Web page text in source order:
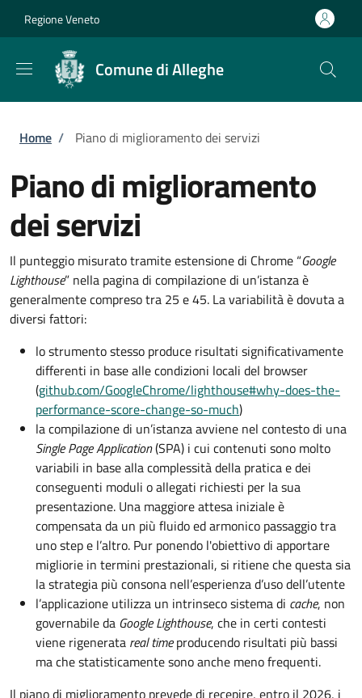
Regione Veneto
Comune di Alleghe
Briciole di pane
Home / Piano di miglioramento dei servizi
Piano di miglioramento
dei servizi
Il punteggio misurato tramite estensione di Chrome “Google
Lighthouse” nella pagina di compilazione di un’istanza è
generalmente compreso tra 25 e 45. La variabilità è dovuta a
diversi fattori:
lo strumento stesso produce risultati significativamente
differenti in base alle condizioni locali del browser
(github.com/GoogleChrome/lighthouse#why-does-the-
performance-score-change-so-much)
la compilazione di un’istanza avviene nel contesto di una
Single Page Application(SPA) i cui contenuti sono molto
variabili in base alla complessità della pratica e dei
conseguenti moduli o allegati richiesti per la sua
presentazione. Una maggiore attesa iniziale è
compensata da un più fluido ed armonico passaggio tra
uno step e l’altro. Pur ponendo l'obiettivo di apportare
migliorie in termini prestazionali, si ritiene che questa sia
la strategia più consona nell’esperienza d’uso dell’utente
l’applicazione utilizza un intrinseco sistema di cache, non
governabile da Google Lighthouse, che in certi contesti
viene rigenerata real timeproducendo risultati più bassi
ma che statisticamente sono anche meno frequenti.
Il piano di miglioramento prevede di recepire, entro il 2026, i